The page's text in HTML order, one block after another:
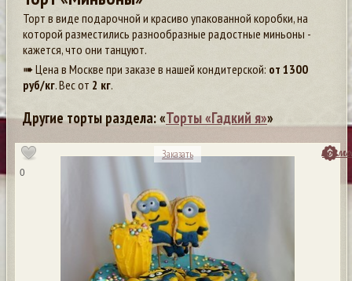
Торт в виде подарочной и красиво упакованной коробки, на
которой разместились разнообразные радостные миньоны -
кажется, что они танцуют.
➠ Цена в Москве при заказе в нашей кондитерской: от 1300
руб/кг. Вес от 2 кг.
Другие торты раздела: «Торты «Гадкий я»»
0
Заказать